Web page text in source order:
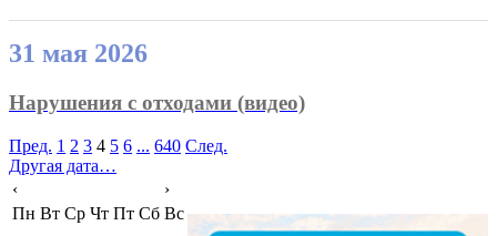
31 мая 2026
Нарушения с отходами (видео)
Пред. 1 2 3 4 5 6 ... 640 След.
Другая дата…
‹
›
Пн Вт Ср Чт Пт Сб Вс